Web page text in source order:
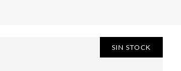
SIN STOCK